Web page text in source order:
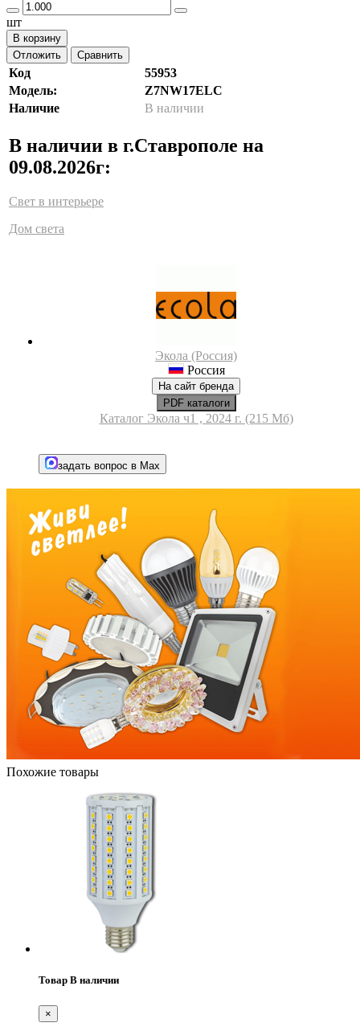
шт
В корзину
Отложить
Сравнить
Код
55953
Модель:
Z7NW17ELC
Наличие
В наличии
В наличии в г.Ставрополе на
09.08.2026г:
Свет в интерьере
Дом света
Экола (Россия)
Россия
На сайт бренда
PDF каталоги
Каталог Экола ч1 , 2024 г. (215 Мб)
задать вопрос в Max
Похожие товары
Товар В наличии
×